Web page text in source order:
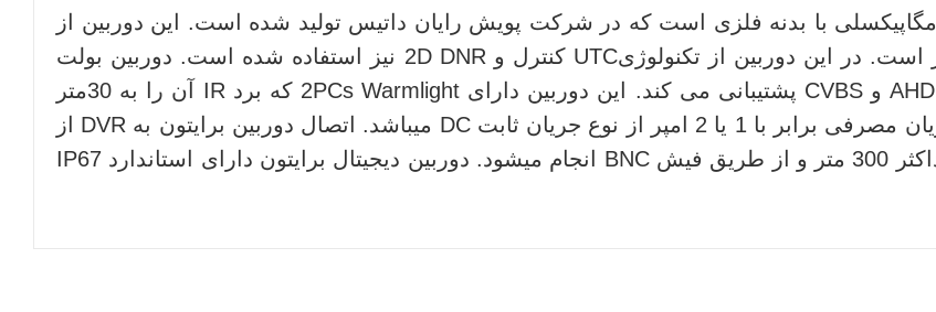
دوربین بولت آنالوگ UVC222B49M2-C یک دوربین 2 مگاپیکسلی با بدنه فلزی است که در شرکت پویش رایان داتیس تولید شده است. این دوربین از
یک لنز فیکس 2.8mm و درجه حفاظت IP67 برخوردار است. در این دوربین از تکنولوژیUTC کنترل و 2D DNR نیز استفاده شده است. دوربین بولت
آنالوگ UVC222B49M2-C از خروجی های AHD، TVI، CVI و CVBS پشتیبانی می کند. این دوربین دارای 2PCs Warmlight که برد IR آن را به 30متر
می رساند.ولتاژ ورودی دوربین بین 10 تا 14 ولت و جریان مصرفی برابر با 1 یا 2 امپر از نوع جریان ثابت DC میباشد. اتصال دوربین برایتون به DVR از
طریق کابل کواکسیال یا ترکیبی ( RG59 ) به متراژ حداکثر 300 متر و از طریق فیش BNC انجام میشود. دوربین دیجیتال برایتون دارای استاندارد IP67